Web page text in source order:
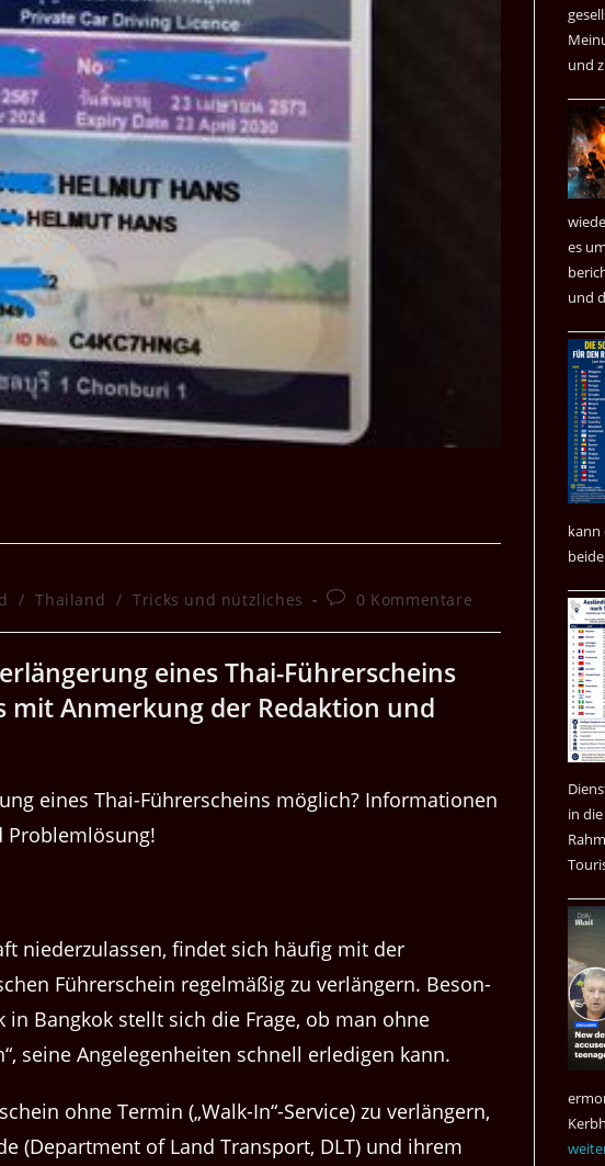
/ Thailand / Tricks und nützliches
Beitrags-
0 Kommentare
eines Thai-Führerscheins
Anmerkung der Redak­tion und
niederzu­lassen, find­et sich häu­fig mit der
Führerschein regelmäßig zu ver­längern. Beson­
Bangkok stellt sich die Frage, ob man ohne
seine Angele­gen­heit­en schnell erledi­gen kann.
ohne Ter­min („Walk-In“-Service) zu ver­längern,
(Depart­ment of Land Trans­port, DLT) und ihrem
und
es
und
kann
in